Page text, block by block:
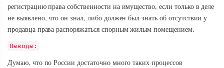
регистрацию права собственности на имущество, если только в деле
не выявлено, что он знал, либо должен был знать об отсутствии у
продавца права распоряжаться спорным жилым помещением.
Выводы:
Думаю, что по России достаточно много таких процессов